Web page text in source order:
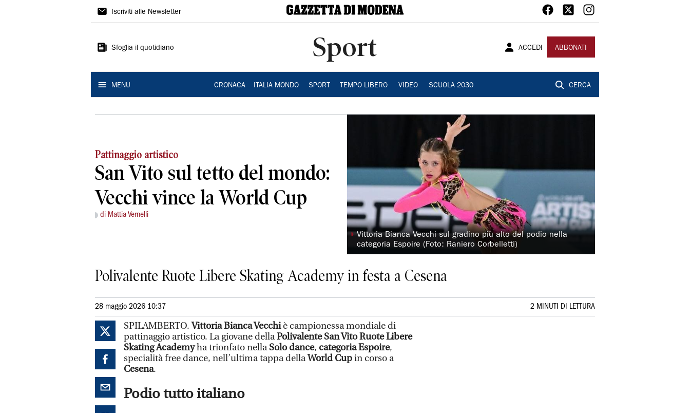
Gazzetta
Modena
Iscriviti alle Newsletter
Sfoglia il quotidiano Sport ACCEDI ABBONATI
MENU CRONACA ITALIA MONDO SPORT TEMPO LIBERO VIDEO SCUOLA 2030 CERCA
Pattinaggio artistico
San Vito sul tetto del mondo:
Vecchi vince la World Cup
di Mattia Vernelli
◗ Vittoria Bianca Vecchi sul gradino più alto del podio nella
categoria Espoire (Foto: Raniero Corbelletti)
Polivalente Ruote Libere Skating Academy in festa a Cesena
28 maggio 2026 10:37 2 MINUTI DI LETTURA
SPILAMBERTO.Vittoria Bianca Vecchiè campionessa mondiale di
pattinaggio artistico. La giovane dellaPolivalente San Vito Ruote Libere
Skating Academyha trionfato nellaSolo dance, categoria Espoire,
specialità free dance, nell’ultima tappa dellaWorld Cupin corso a
Cesena.
Podio tutto italiano